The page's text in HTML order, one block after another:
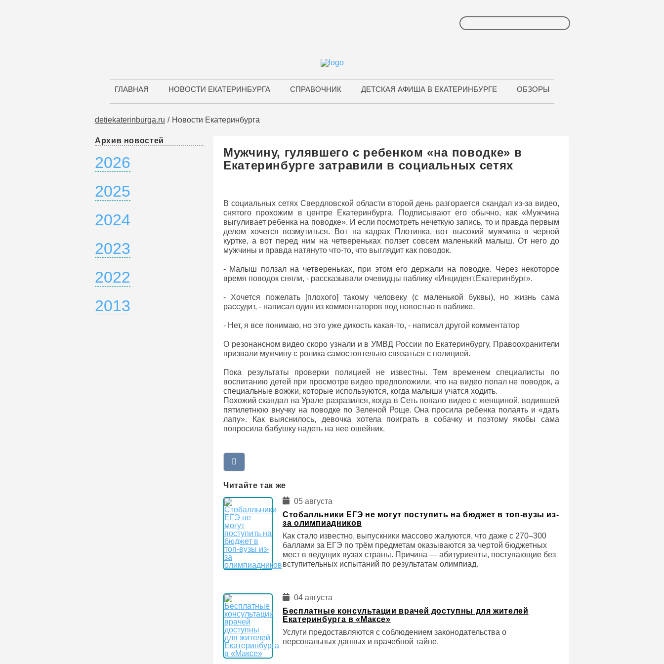
ГЛАВНАЯ НОВОСТИ ЕКАТЕРИНБУРГА СПРАВОЧНИК ДЕТСКАЯ АФИША В ЕКАТЕРИНБУРГЕ ОБЗОРЫ
detiekaterinburga.ru Новости Екатеринбурга
Архив новостей
2026
2025
2024
2023
2022
2013
Мужчину, гулявшего с ребенком «на поводке» в
Екатеринбурге затравили в социальных сетях
В социальных сетях Свердловской области второй день разгорается скандал из-за видео,
снятого прохожим в центре Екатеринбурга. Подписывают его обычно, как «Мужчина
выгуливает ребенка на поводке». И если посмотреть нечеткую запись, то и правда первым
делом хочется возмутиться. Вот на кадрах Плотинка, вот высокий мужчина в черной
куртке, а вот перед ним на четвереньках ползет совсем маленький малыш. От него до
мужчины и правда натянуто что-то, что выглядит как поводок.
- Малыш ползал на четвереньках, при этом его держали на поводке. Через некоторое
время поводок сняли, - рассказывали очевидцы паблику «Инцидент.Екатеринбург».
- Хочется пожелать [плохого] такому человеку (с маленькой буквы), но жизнь сама
рассудит, - написал один из комментаторов под новостью в паблике.
- Нет, я все понимаю, но это уже дикость какая-то, - написал другой комментатор
О резонансном видео скоро узнали и в УМВД России по Екатеринбургу. Правоохранители
призвали мужчину с ролика самостоятельно связаться с полицией.
Пока результаты проверки полицией не известны. Тем временем специалисты по
воспитанию детей при просмотре видео предположили, что на видео попал не поводок, а
специальные вожжи, которые используются, когда малыши учатся ходить.
Похожий скандал на Урале разразился, когда в Сеть попало видео с женщиной, водившей
пятилетнюю внучку на поводке по Зеленой Роще. Она просила ребенка полаять и «дать
лапу». Как выяснилось, девочка хотела поиграть в собачку и поэтому якобы сама
попросила бабушку надеть на нее ошейник.
Читайте так же
05 августа
Стобалльники ЕГЭ не могут поступить на бюджет в топ-вузы из-
за олимпиадников
Как стало известно, выпускники массово жалуются, что даже с 270–300
баллами за ЕГЭ по трём предметам оказываются за чертой бюджетных
мест в ведущих вузах страны. Причина — абитуриенты, поступающие без
вступительных испытаний по результатам олимпиад.
04 августа
Бесплатные консультации врачей доступны для жителей
Екатеринбурга в «Максе»
Услуги предоставляются с соблюдением законодательства о
персональных данных и врачебной тайне.